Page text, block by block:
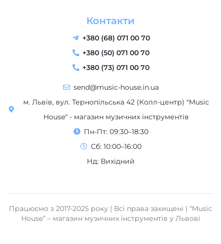
Контакти
+380 (68) 071 00 70
+380 (50) 071 00 70
+380 (73) 071 00 70
send@music-house.in.ua
м. Львів, вул. Тернопільська 42 (Колл-центр) "Music
House" - магазин музичних інструментів
Пн-Пт: 09:30–18:30
Сб: 10:00–16:00
Нд: Вихідний
Працюємо з 2017-2025 року | Всі права захищені | “Music
House” – магазин музичних інструментів у Львові